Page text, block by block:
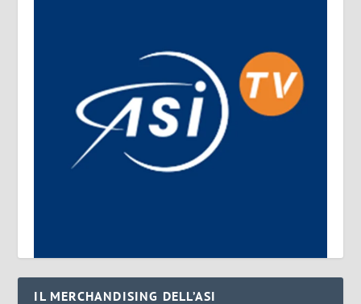
IL MERCHANDISING DELL’ASI